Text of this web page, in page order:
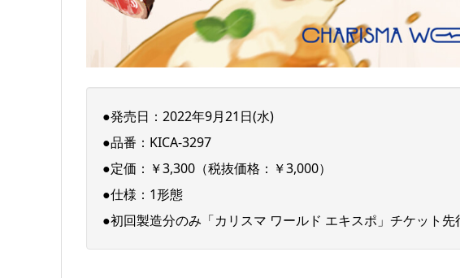
●発売日：2022年9月21日(水)
●品番：KICA-3297
●定価：￥3,300（税抜価格：￥3,000）
●仕様：1形態
●初回製造分のみ「カリスマ ワールド エキスポ」チケット